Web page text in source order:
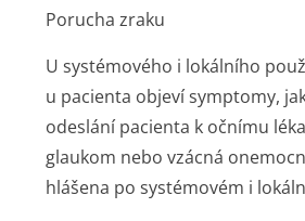
Porucha zraku
U systémového i lokálního
u pacienta objeví symptomy,
odeslání pacienta k očnímu
glaukom nebo vzácná
hlášena po systémovém i